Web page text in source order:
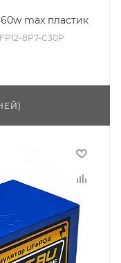
max пластик
8P7-C30P